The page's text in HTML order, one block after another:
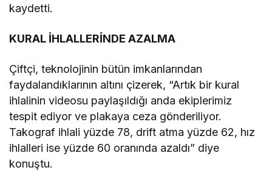
kaydetti.
KURAL İHLALLERİNDE AZALMA
Çiftçi, teknolojinin bütün imkanlarından
faydalandıklarının altını çizerek, “Artık bir kural
ihlalinin videosu paylaşıldığı anda ekiplerimiz
tespit ediyor ve plakaya ceza gönderiliyor.
Takograf ihlali yüzde 78, drift atma yüzde 62, hız
ihlalleri ise yüzde 60 oranında azaldı” diye
konuştu.